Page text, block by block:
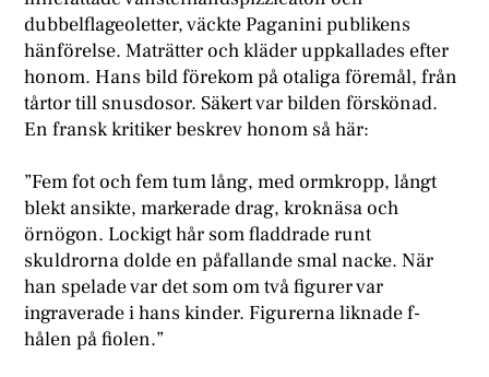
dubbelflageoletter, väckte Paganini publikens
hänförelse. Maträtter och kläder uppkallades efter
honom. Hans bild förekom på otaliga föremål, från
tårtor till snusdosor. Säkert var bilden förskönad.
En fransk kritiker beskrev honom så här:
”Fem fot och fem tum lång, med ormkropp, långt
blekt ansikte, markerade drag, kroknäsa och
örnögon. Lockigt hår som fladdrade runt
skuldrorna dolde en påfallande smal nacke. När
han spelade var det som om två figurer var
ingraverade i hans kinder. Figurerna liknade f-
hålen på fiolen.”